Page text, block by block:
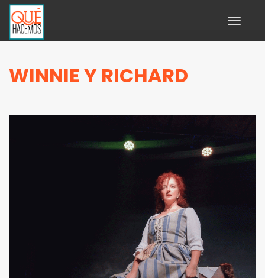
Toggle
WINNIE Y RICHARD